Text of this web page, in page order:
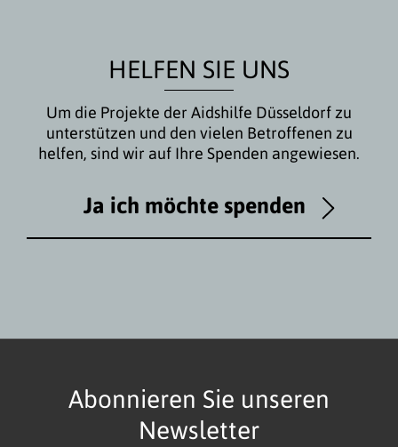
HELFEN SIE UNS
Um die Projekte der Aidshilfe Düsseldorf zu
unterstützen und den vielen Betroffenen zu
helfen, sind wir auf Ihre Spenden angewiesen.
Ja ich möchte spenden
Abonnieren Sie unseren
Newsletter